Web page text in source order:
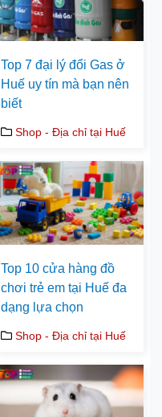
Top 7 đại lý đổi Gas ở
Huế uy tín mà bạn nên
biết
Shop - Địa chỉ tại Huế
Top 10 cửa hàng đồ
chơi trẻ em tại Huế đa
dạng lựa chọn
Shop - Địa chỉ tại Huế